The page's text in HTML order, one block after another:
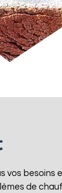
vos besoins
de